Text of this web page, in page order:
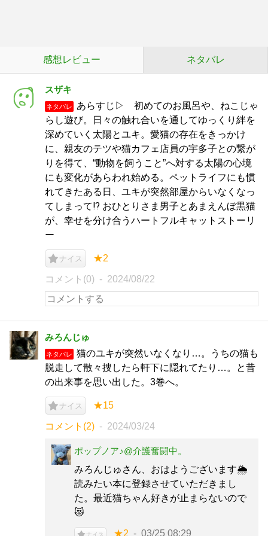
感想レビュー ネタバレ
スザキ
ネタバレ
あらすじ▷ 初めてのお風呂や、ねこじゃ
らし遊び。日々の触れ合いを通してゆっくり絆を
深めていく太陽とユキ。愛猫の存在をきっかけ
に、親友のテツや猫カフェ店員の宇多子との繋が
りを得て、“動物を飼うこと”へ対する太陽の心境
にも変化があらわれ始める。ペットライフにも慣
れてきたある日、ユキが突然部屋からいなくなっ
てしまって⁉︎ おひとりさま男子とあまえんぼ黒猫
が、幸せを分け合うハートフルキャットストーリ
ー
ナイス ★2
コメント(0) 2024/08/22
みろんじゅ
ネタバレ
猫のユキが突然いなくなり…。うちの猫も
脱走して散々捜したら軒下に隠れてたり…。と昔
の出来事を思い出した。3巻へ。
ナイス ★15
コメント(2) 2024/03/24
ポップノア♪@介護奮闘中。
みろんじゅさん、おはようございます🌦️
読みたい本に登録させていただきまし
た。最近猫ちゃん好きが止まらないので
😻
ナイス ★2 03/25 08:29